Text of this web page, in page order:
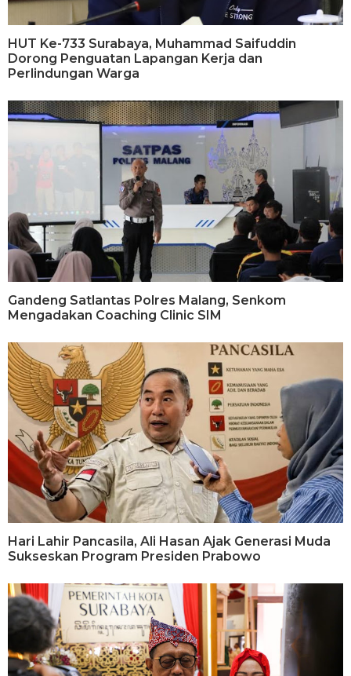
HUT Ke-733 Surabaya, Muhammad Saifuddin
Dorong Penguatan Lapangan Kerja dan
Perlindungan Warga
Gandeng Satlantas Polres Malang, Senkom
Mengadakan Coaching Clinic SIM
Hari Lahir Pancasila, Ali Hasan Ajak Generasi Muda
Sukseskan Program Presiden Prabowo